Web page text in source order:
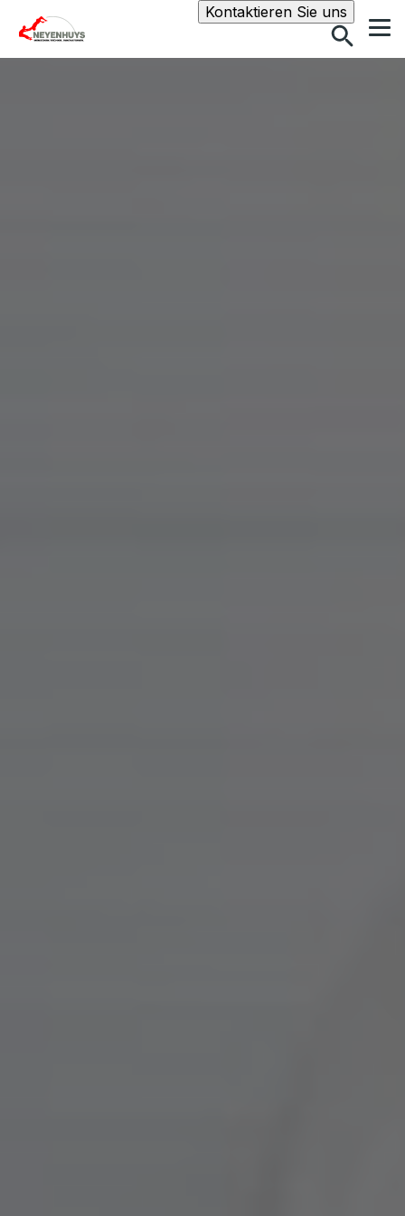
Kontaktieren Sie unsSuche